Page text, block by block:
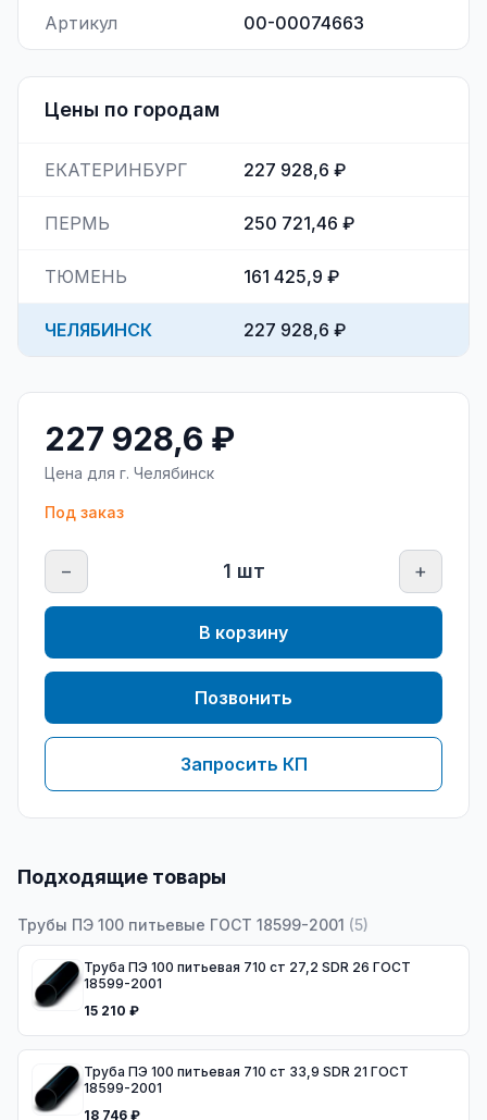
Артикул 00-00074663
Цены по городам
ЕКАТЕРИНБУРГ 227 928,6 ₽
ПЕРМЬ 250 721,46 ₽
ТЮМЕНЬ 161 425,9 ₽
ЧЕЛЯБИНСК 227 928,6 ₽
227 928,6 ₽
Цена для г. Челябинск
Под заказ
− 1 шт +
В корзину
Позвонить
Запросить КП
Подходящие товары
Трубы ПЭ 100 питьевые ГОСТ 18599-2001 (5)
Труба ПЭ 100 питьевая 710 ст 27,2 SDR 26 ГОСТ
18599-2001
15 210 ₽
Труба ПЭ 100 питьевая 710 ст 33,9 SDR 21 ГОСТ
18599-2001
18 746 ₽